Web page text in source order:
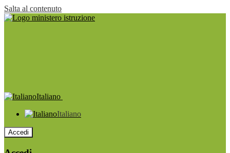
Salta al contenuto
Italiano
Italiano
Accedi